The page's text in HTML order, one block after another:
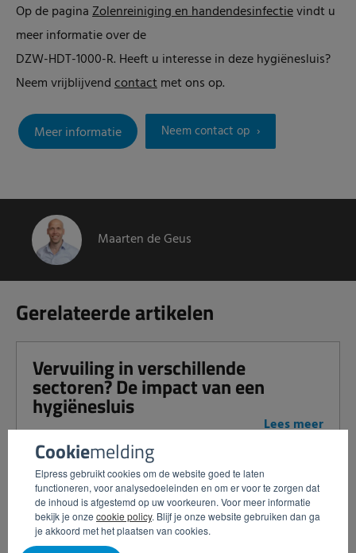
Cookiemelding
Elpress gebruikt cookies om de website goed te laten
functioneren, voor analysedoeleinden en om er voor te zorgen dat
de inhoud is afgestemd op uw voorkeuren. Voor meer informatie
bekijk je onze cookie policy. Blijf je onze website gebruiken dan ga
je akkoord met het plaatsen van cookies.
Op de paginaZolenreiniging en handendesinfectievindt u
meer informatie over de
DZW-HDT-1000-R. Heeft u interesse in deze hygiënesluis?
Neem vrijblijvendcontactmet ons op.
Meer informatie Neem contact op
Maarten de Geus
Gerelateerde artikelen
Vervuiling in verschillende
sectoren? De impact van een
hygiënesluis
Lees meer
Samen sterker in contaminatie
controle: Elpress en JASM bundelen
krachten